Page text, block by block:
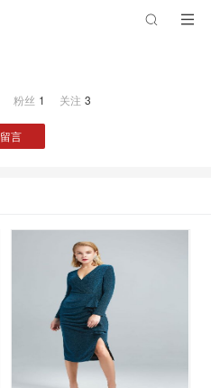
粉丝 1 关注 3
留言